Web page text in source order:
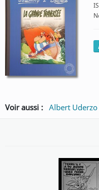
Voir aussi : Albert Uderzo